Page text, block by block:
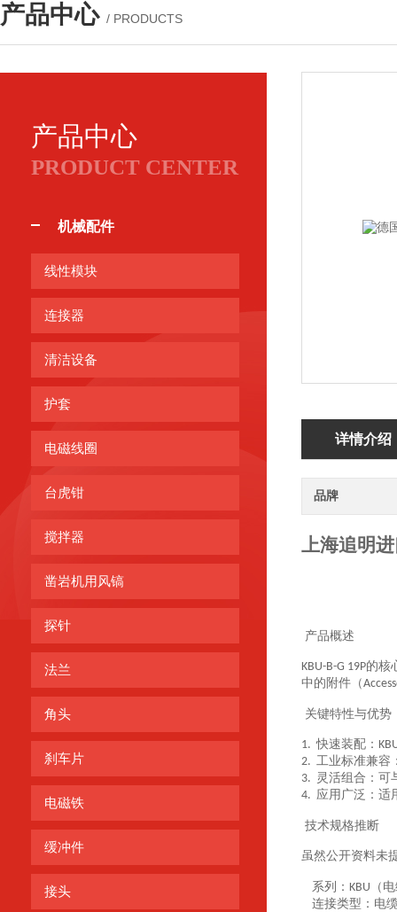
产品中心 / PRODUCTS
产品中心
PRODUCT CENTER
机械配件
线性模块
连接器
清洁设备
护套
电磁线圈
台虎钳
搅拌器
凿岩机用风镐
探针
法兰
角头
刹车片
电磁铁
缓冲件
接头
详情介绍
品牌
上海追明
产品概述
KBU-B-G 19P的核
中的附件（
关键特性与优势
1.快速装配：
2. 工业标准兼容
3. 灵活组合：可
4. 应用广泛：适
技术规格推断
虽然公开资料未
系列： KBU （
连接类型：电